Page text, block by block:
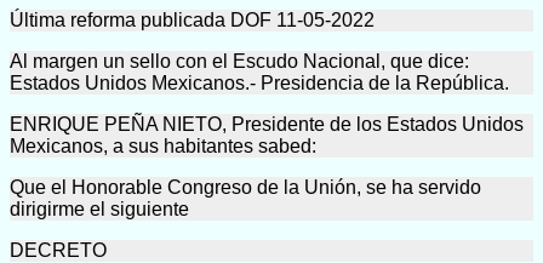
Última reforma publicada DOF 11-05-2022
Al margen un sello con el Escudo Nacional, que dice:
Estados Unidos Mexicanos.- Presidencia de la República.
ENRIQUE PEÑA NIETO, Presidente de los Estados Unidos
Mexicanos, a sus habitantes sabed:
Que el Honorable Congreso de la Unión, se ha servido
dirigirme el siguiente
DECRETO